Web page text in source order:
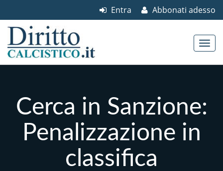
Abbonati adesso
Entra
Cerca in Sanzione:
Penalizzazione in
classifica